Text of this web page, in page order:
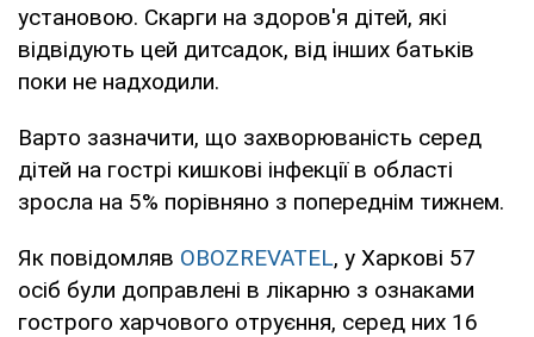
установою. Скарги на здоров'я дітей, які
відвідують цей дитсадок, від інших батьків
поки не надходили.
Варто зазначити, що захворюваність серед
дітей на гострі кишкові інфекції в області
зросла на 5% порівняно з попереднім тижнем.
Як повідомляв OBOZREVATEL, у Харкові 57
осіб були доправлені в лікарню з ознаками
гострого харчового отруєння, серед них 16